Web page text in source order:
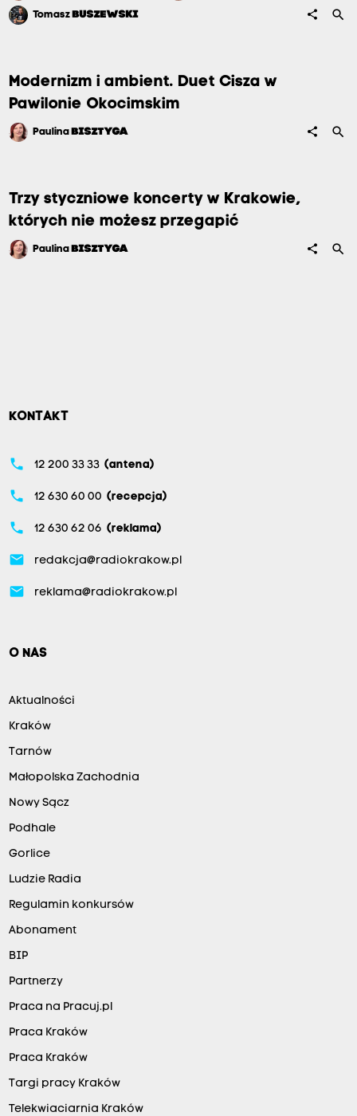
Tomasz BUSZEWSKI share search
Modernizm i ambient. Duet Cisza w
Pawilonie Okocimskim
Paulina BISZTYGA share search
Trzy styczniowe koncerty w Krakowie,
których nie możesz przegapić
Paulina BISZTYGA share search
KONTAKT
phone 12 200 33 33 (antena)
phone 12 630 60 00 (recepcja)
phone 12 630 62 06 (reklama)
email redakcja@radiokrakow.pl
email reklama@radiokrakow.pl
O NAS
Aktualności
Kraków
Tarnów
Małopolska Zachodnia
Nowy Sącz
Podhale
Gorlice
Ludzie Radia
Regulamin konkursów
Abonament
BIP
Partnerzy
Praca na Pracuj.pl
Praca Kraków
Praca Kraków
Targi pracy Kraków
Telekwiaciarnia Kraków